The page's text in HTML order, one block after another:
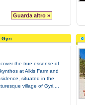
Guarda altro »
Gyri
the true essense of
at Alkis Farm and
situated in the
village of Gyri....